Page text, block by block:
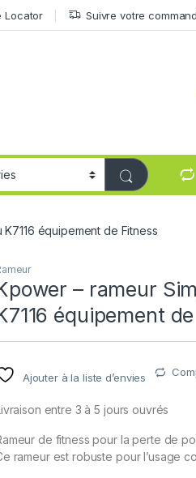
Locator Suivre votre
équipement de Fitness
– rameur
équipement
Ajouter à la liste d’envies
entre 3 à 5 jours ouvrés
de fitness pour la perte de
rameur est robuste pour l’usage